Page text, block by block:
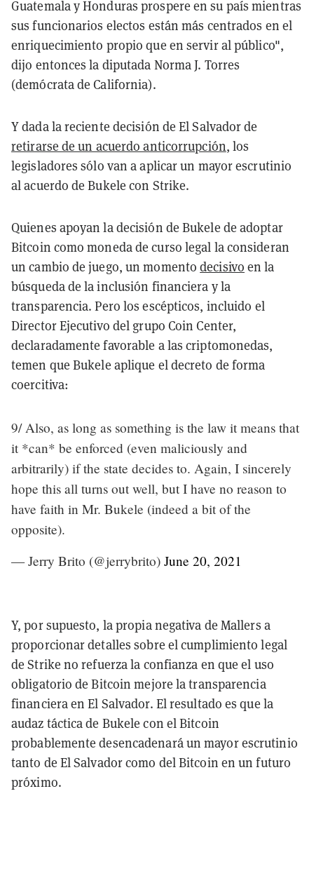
Guatemala y Honduras prospere en su país mientras
sus funcionarios electos están más centrados en el
enriquecimiento propio que en servir al público",
dijo entonces la diputada Norma J. Torres
(demócrata de California).
Y dada la reciente decisión de El Salvador de
retirarse de un acuerdo anticorrupción, los
legisladores sólo van a aplicar un mayor escrutinio
al acuerdo de Bukele con Strike.
Quienes apoyan la decisión de Bukele de adoptar
Bitcoin como moneda de curso legal la consideran
un cambio de juego, un momentodecisivo en la
búsqueda de la inclusión financiera y la
transparencia. Pero los escépticos, incluido el
Director Ejecutivo del grupo Coin Center,
declaradamente favorable a las criptomonedas,
temen que Bukele aplique el decreto de forma
coercitiva:
9/ Also, as long as something is the law it means that
it *can* be enforced (even maliciously and
arbitrarily) if the state decides to. Again, I sincerely
hope this all turns out well, but I have no reason to
have faith in Mr. Bukele (indeed a bit of the
opposite).
— Jerry Brito (@jerrybrito) June 20, 2021
Y, por supuesto, la propia negativa de Mallers a
proporcionar detalles sobre el cumplimiento legal
de Strike no refuerza la confianza en que el uso
obligatorio de Bitcoin mejore la transparencia
financiera en El Salvador. El resultado es que la
audaz táctica de Bukele con el Bitcoin
probablemente desencadenará un mayor escrutinio
tanto de El Salvador como del Bitcoin en un futuro
próximo.